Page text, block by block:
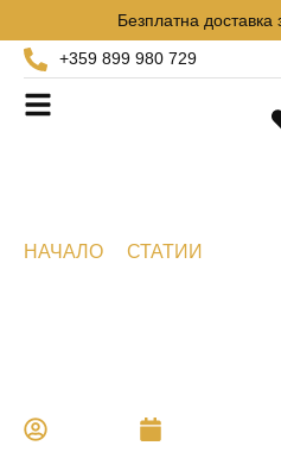
Безплатна доставка
+359 899 980 729
НАЧАЛО СТАТИИ